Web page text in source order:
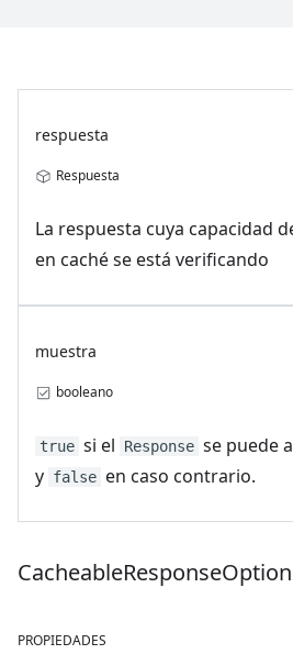
respuesta
Respuesta
La respuesta cuya capacidad
en caché se está verificando
muestra
booleano
true si el Response se puede
y false en caso contrario.
CacheableResponse
PROPIEDADES